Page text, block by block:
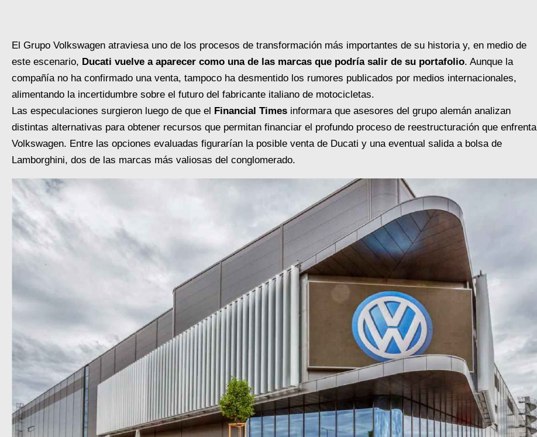
El Grupo Volkswagen atraviesa uno de los procesos de transformación más importantes de su historia y, en medio de
este escenario, Ducati vuelve a aparecer como una de las marcas que podría salir de su portafolio. Aunque la
compañía no ha confirmado una venta, tampoco ha desmentido los rumores publicados por medios internacionales,
alimentando la incertidumbre sobre el futuro del fabricante italiano de motocicletas.
Las especulaciones surgieron luego de que el Financial Times informara que asesores del grupo alemán analizan
distintas alternativas para obtener recursos que permitan financiar el profundo proceso de reestructuración que enfrenta
Volkswagen. Entre las opciones evaluadas figurarían la posible venta de Ducati y una eventual salida a bolsa de
Lamborghini, dos de las marcas más valiosas del conglomerado.